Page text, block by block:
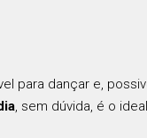
para dançar e,
, sem dúvida, é o